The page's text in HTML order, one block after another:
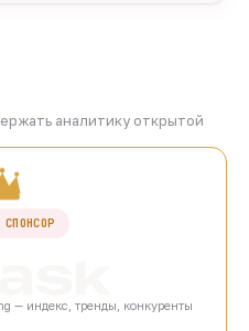
аналитику открытой
СПОНСОР
— индекс, тренды, конкуренты